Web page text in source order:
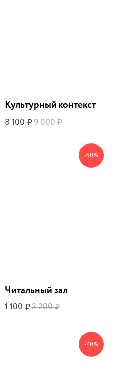
Культурный контекст
8 100 ₽9 000 ₽
-50%
Читальный зал
1 100 ₽2 200 ₽
-40%